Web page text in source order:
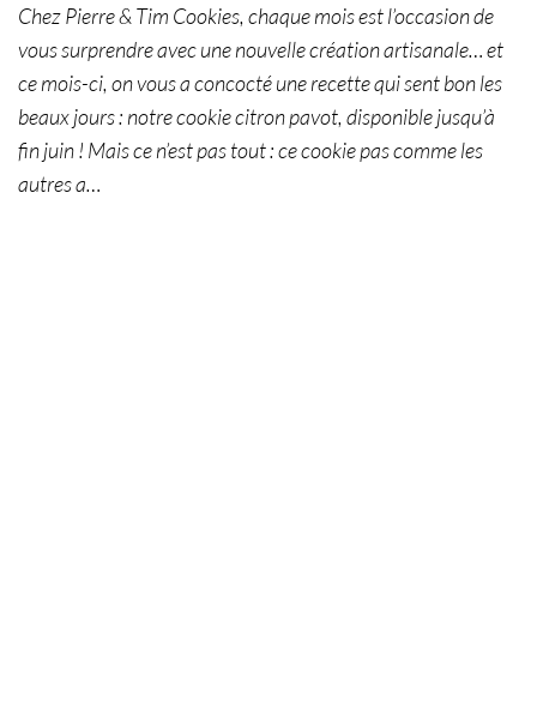
Chez Pierre & Tim Cookies, chaque mois est l’occasion de
vous surprendre avec une nouvelle création artisanale… et
ce mois-ci, on vous a concocté une recette qui sent bon les
beaux jours : notre cookie citron pavot, disponible jusqu’à
fin juin ! Mais ce n’est pas tout : ce cookie pas comme les
autres a…